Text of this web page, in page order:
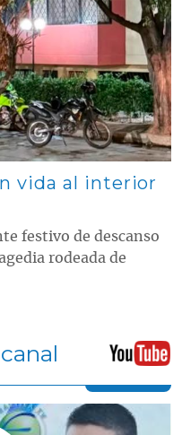
vida al interior
festivo de descanso
rodeada de